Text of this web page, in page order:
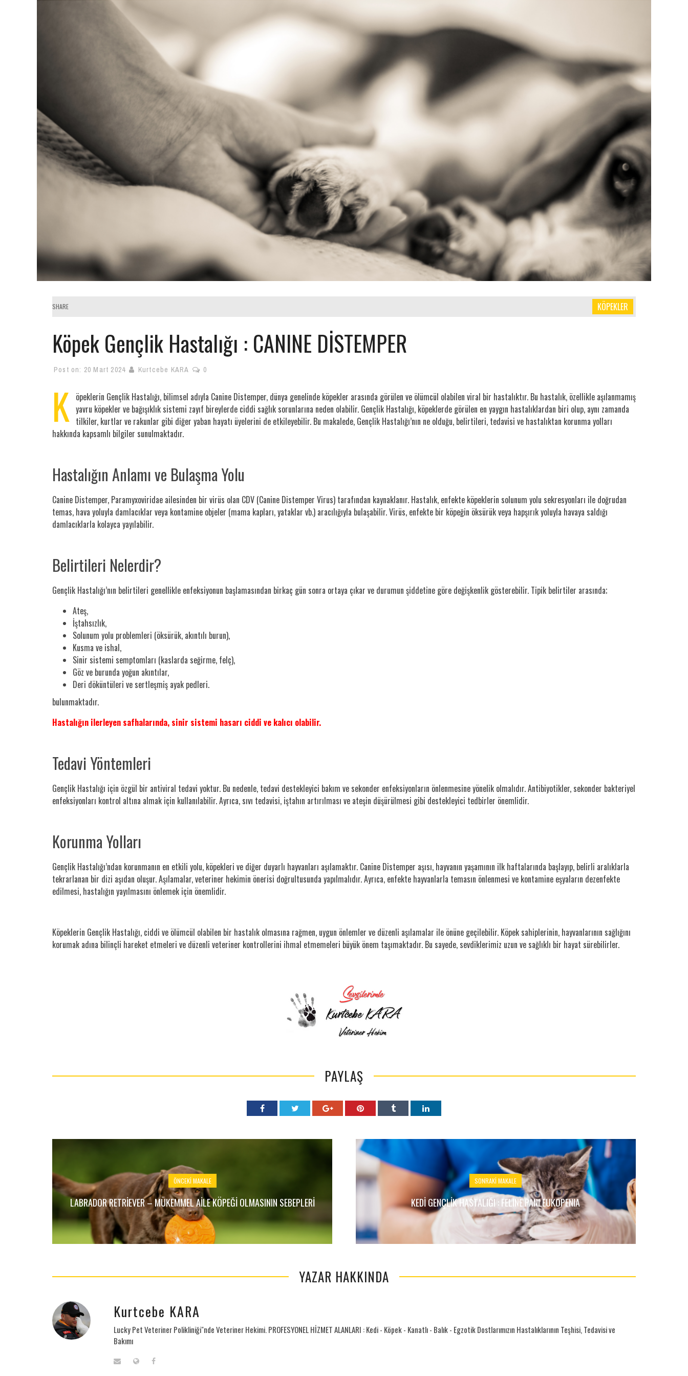
SHARE KÖPEKLER
Köpek Gençlik Hastalığı : CANINE DİSTEMPER
Post on: 20 Mart 2024 Kurtcebe KARA 0
K öpeklerin Gençlik Hastalığı, bilimsel adıyla Canine Distemper, dünya genelinde köpekler arasında görülen ve ölümcül olabilen viral bir hastalıktır. Bu hastalık, özellikle aşılanmamış
yavru köpekler ve bağışıklık sistemi zayıf bireylerde ciddi sağlık sorunlarına neden olabilir. Gençlik Hastalığı, köpeklerde görülen en yaygın hastalıklardan biri olup, aynı zamanda
tilkiler, kurtlar ve rakunlar gibi diğer yaban hayatı üyelerini de etkileyebilir. Bu makalede, Gençlik Hastalığı’nın ne olduğu, belirtileri, tedavisi ve hastalıktan korunma yolları
hakkında kapsamlı bilgiler sunulmaktadır.
Hastalığın Anlamı ve Bulaşma Yolu
Canine Distemper, Paramyxoviridae ailesinden bir virüs olan CDV (Canine Distemper Virus) tarafından kaynaklanır. Hastalık, enfekte köpeklerin solunum yolu sekresyonları ile doğrudan
temas, hava yoluyla damlacıklar veya kontamine objeler (mama kapları, yataklar vb.) aracılığıyla bulaşabilir. Virüs, enfekte bir köpeğin öksürük veya hapşırık yoluyla havaya saldığı
damlacıklarla kolayca yayılabilir.
Belirtileri Nelerdir?
Gençlik Hastalığı’nın belirtileri genellikle enfeksiyonun başlamasından birkaç gün sonra ortaya çıkar ve durumun şiddetine göre değişkenlik gösterebilir. Tipik belirtiler arasında;
Ateş,
İştahsızlık,
Solunum yolu problemleri (öksürük, akıntılı burun),
Kusma ve ishal,
Sinir sistemi semptomları (kaslarda seğirme, felç),
Göz ve burunda yoğun akıntılar,
Deri döküntüleri ve sertleşmiş ayak pedleri.
bulunmaktadır.
Hastalığın ilerleyen safhalarında, sinir sistemi hasarı ciddi ve kalıcı olabilir.
Tedavi Yöntemleri
Gençlik Hastalığı için özgül bir antiviral tedavi yoktur. Bu nedenle, tedavi destekleyici bakım ve sekonder enfeksiyonların önlenmesine yönelik olmalıdır. Antibiyotikler, sekonder bakteriyel
enfeksiyonları kontrol altına almak için kullanılabilir. Ayrıca, sıvı tedavisi, iştahın artırılması ve ateşin düşürülmesi gibi destekleyici tedbirler önemlidir.
Korunma Yolları
Gençlik Hastalığı’ndan korunmanın en etkili yolu, köpekleri ve diğer duyarlı hayvanları aşılamaktır. Canine Distemper aşısı, hayvanın yaşamının ilk haftalarında başlayıp, belirli aralıklarla
tekrarlanan bir dizi aşıdan oluşur. Aşılamalar, veteriner hekimin önerisi doğrultusunda yapılmalıdır. Ayrıca, enfekte hayvanlarla temasın önlenmesi ve kontamine eşyaların dezenfekte
edilmesi, hastalığın yayılmasını önlemek için önemlidir.
Köpeklerin Gençlik Hastalığı, ciddi ve ölümcül olabilen bir hastalık olmasına rağmen, uygun önlemler ve düzenli aşılamalar ile önüne geçilebilir. Köpek sahiplerinin, hayvanlarının sağlığını
korumak adına bilinçli hareket etmeleri ve düzenli veteriner kontrollerini ihmal etmemeleri büyük önem taşımaktadır. Bu sayede, sevdiklerimiz uzun ve sağlıklı bir hayat sürebilirler.
PAYLAŞ
ÖNCEKI MAKALE
LABRADOR RETRIEVER – MÜKEMMEL AILE KÖPEĞI OLMASININ SEBEPLERI
SONRAKI MAKALE
KEDI GENÇLIK HASTALIĞI : FELINE PANLEUKOPENIA
YAZAR HAKKINDA
Kurtcebe KARA
Lucky Pet Veteriner Polikliniği"nde Veteriner Hekimi. PROFESYONEL HİZMET ALANLARI : Kedi - Köpek - Kanatlı - Balık - Egzotik Dostlarımızın Hastalıklarının Teşhisi, Tedavisi ve
Bakımı